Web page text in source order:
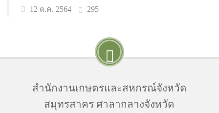
12 ต.ค. 2564 295
สำนักงานเกษตรและสหกรณ์จังหวัด
สมุทรสาคร ศาลากลางจังหวัด